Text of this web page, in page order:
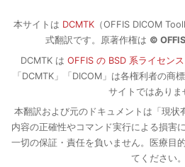
本サイトは DCMTK（OFFIS DICOM
式翻訳です。原著作権は ©
DCMTK は OFFIS の BSD 系ライセンス
「DCMTK」「DICOM」は各権利者の商
サイトではありま
本翻訳および元のドキュメントは「現状
内容の正確性やコマンド実行による損害
一切の保証・責任を負いません。医療目
てください。